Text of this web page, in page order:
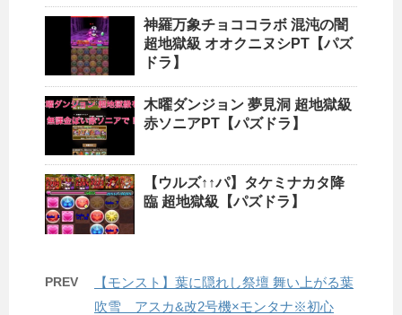
神羅万象チョココラボ 混沌の闇
超地獄級 オオクニヌシPT【パズ
ドラ】
木曜ダンジョン 夢見洞 超地獄級
赤ソニアPT【パズドラ】
【ウルズ↑↑パ】タケミナカタ降
臨 超地獄級【パズドラ】
PREV
【モンスト】葉に隠れし祭壇 舞い上がる葉
吹雪 アスカ&改2号機×モンタナ※初心